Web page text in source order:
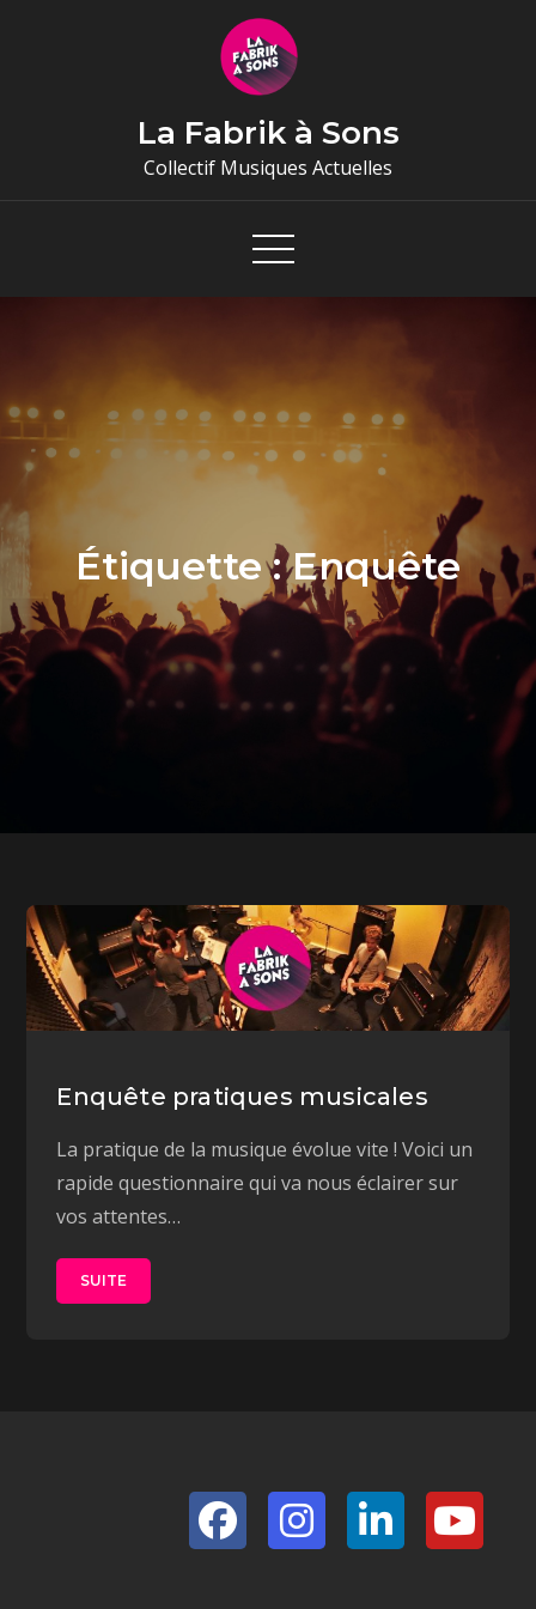
La Fabrik à Sons
Collectif Musiques Actuelles
Étiquette :Enquête
Enquête pratiques musicales
La pratique de la musique évolue vite ! Voici un
rapide questionnaire qui va nous éclairer sur
vos attentes…
SUITE